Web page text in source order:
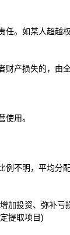
任。如某人超越
产损失的，由
用。
例不明，平均分
加投资、弥补亏
提取项目)